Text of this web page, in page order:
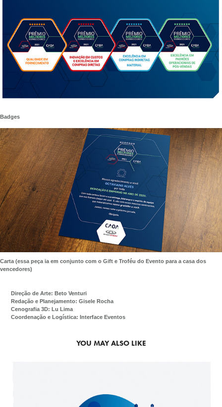
Badges
Carta (essa peça ia em conjunto com o Gift e Troféu do Evento para a casa dos
vencedores)
Direção de Arte: Beto Venturi
Redação e Planejamento: Gisele Rocha
Cenografia 3D: Lu Lima
Coordenação e Logística: Interface Eventos
YOU MAY ALSO LIKE